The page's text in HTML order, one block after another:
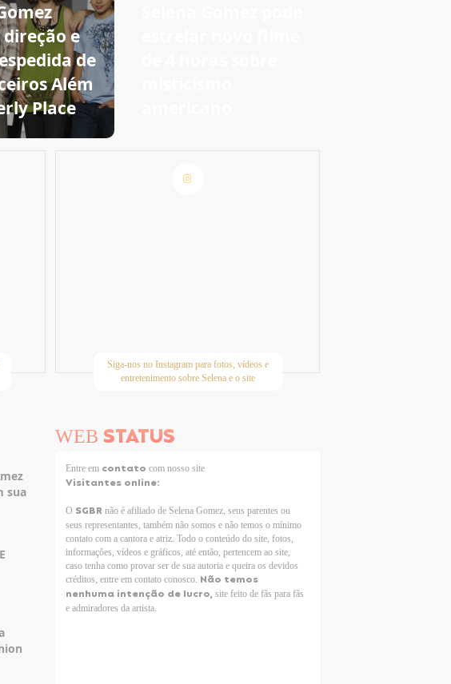
e
de
Além
Place
Siga-nos no Instagram para fotos, vídeos e
entretenimento sobre Selena e o site
sua
WEB STATUS
Entre em contatocom nosso site
Visitantes online:
O SGBR não é afiliado de Selena Gomez, seus parentes ou
seus representantes, também não somos e não temos o mínimo
contato com a cantora e atriz. Todo o conteúdo do site, fotos,
informações, vídeos e gráficos, até então, pertencem ao site,
caso tenha como provar ser de sua autoria e queira os devidos
créditos, entre em contato conosco. Não temos
nenhuma intenção de lucro,site feito de fãs para fãs
e admiradores da artista.